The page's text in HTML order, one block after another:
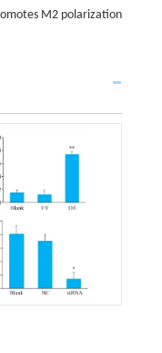
M2 polarization